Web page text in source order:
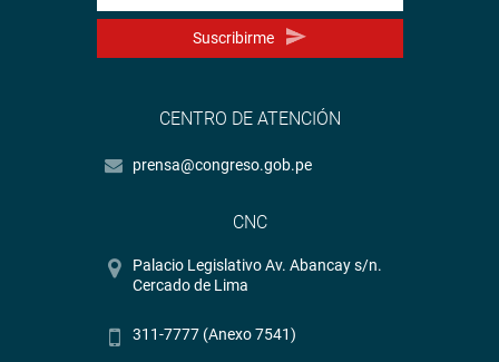
Suscribirme
CENTRO DE ATENCIÓN
prensa@congreso.gob.pe
CNC
Palacio Legislativo Av. Abancay s/n.
Cercado de Lima
311-7777 (Anexo 7541)